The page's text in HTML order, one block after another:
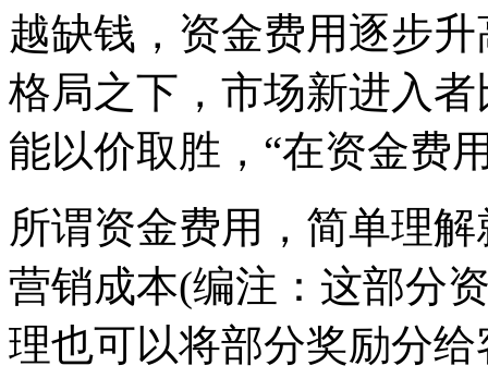
越缺钱，资金费用逐步
格局之下，市场新进入
能以价取胜，“在资金费
所谓资金费用，简单理
营销成本(编注：这部分
理也可以将部分奖励分